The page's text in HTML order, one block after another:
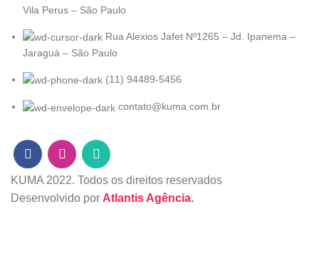
Vila Perus – São Paulo
Rua Alexios Jafet Nº1265 – Jd. Ipanema –
Jaraguá – São Paulo
(11) 94489-5456
contato@kuma.com.br
KUMA 2022. Todos os direitos reservados
Desenvolvido por Atlantis Agência.